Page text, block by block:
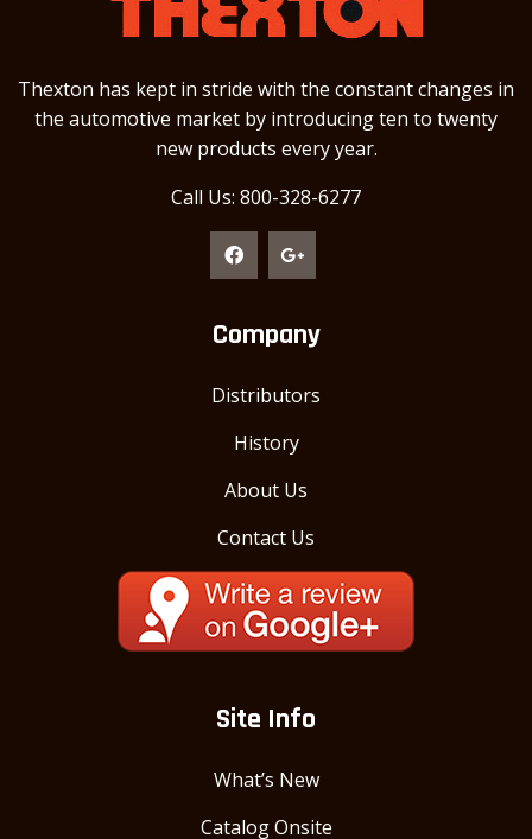
Thexton has kept in stride with the constant changes in
the automotive market by introducing ten to twenty
new products every year.
Call Us: 800-328-6277
Company
Distributors
History
About Us
Contact Us
Site Info
What’s New
Catalog Onsite